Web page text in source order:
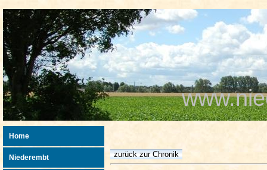
Home
Niederembt